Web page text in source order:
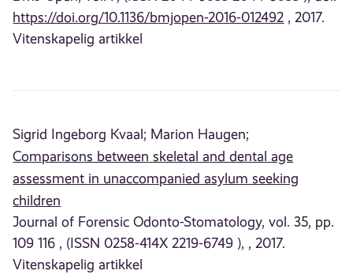
https://doi.org/10.1136/bmjopen-2016-012492 , 2017.
Vitenskapelig artikkel
Sigrid Ingeborg Kvaal; Marion Haugen;
Comparisons between skeletal and dental age
assessment in unaccompanied asylum seeking
children
Journal of Forensic Odonto-Stomatology, vol. 35, pp.
109 116 , (ISSN 0258-414X 2219-6749 ), , 2017.
Vitenskapelig artikkel